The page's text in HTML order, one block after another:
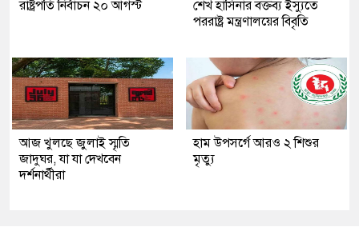
রাষ্ট্রপতি নির্বাচন ২০ আগস্ট
শেখ হাসিনার বক্তব্য ইস্যুতে
পররাষ্ট্র মন্ত্রণালয়ের বিবৃতি
আজ খুলছে জুলাই স্মৃতি
জাদুঘর, যা যা দেখবেন
দর্শনার্থীরা
হাম উপসর্গে আরও ২ শিশুর
মৃত্যু